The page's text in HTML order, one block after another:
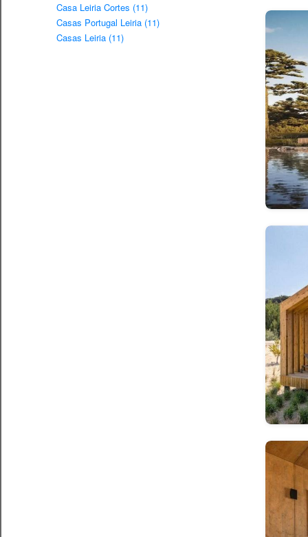
Casa Leiria Cortes (11)
Casas Portugal Leiria (11)
Casas Leiria (11)